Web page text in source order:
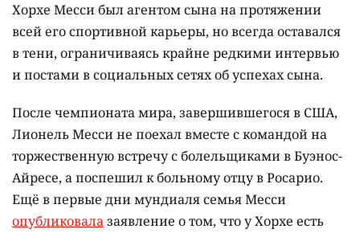
Хорхе Месси был агентом сына на протяжении
всей его спортивной карьеры, но всегда оставался
в тени, ограничиваясь крайне редкими интервью
и постами в социальных сетях об успехах сына.
После чемпионата мира, завершившегося в США,
Лионель Месси не поехал вместе с командой на
торжественную встречу с болельщиками в Буэнос-
Айресе, а поспешил к больному отцу в Росарио.
Ещё в первые дни мундиаля семья Месси
опубликовалазаявление о том, что у Хорхе есть